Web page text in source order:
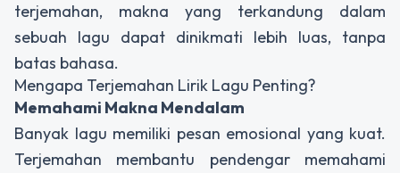
terjemahan, makna yang terkandung dalam
sebuah lagu dapat dinikmati lebih luas, tanpa
batas bahasa.
Mengapa Terjemahan Lirik Lagu Penting?
Memahami Makna Mendalam
Banyak lagu memiliki pesan emosional yang kuat.
Terjemahan membantu pendengar memahami